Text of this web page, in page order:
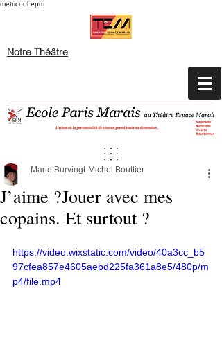
metricool epm
Notre Théâtre
J’aime ?Jouer avec mes
copains. Et surtout ?
Marie Burvingt-Michel Bouttier
https://video.wixstatic.com/video/40a3cc_b5
97cfea857e4605aebd225fa361a8e5/480p/m
p4/file.mp4